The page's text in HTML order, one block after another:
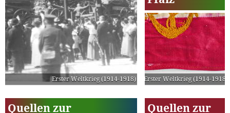
Erster Weltkrieg (1914-1918) Erster Weltkrieg (1914-1918)
Quellen zur
Quellen zur